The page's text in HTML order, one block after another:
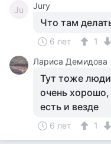
Ju Jury
Что там
6 лет
1
Лариса Демидова
Тут тоже
очень хорошо,
есть и везде
6 лет 1